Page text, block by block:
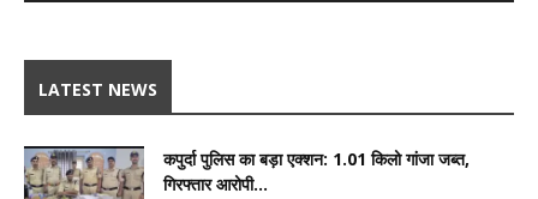
LATEST NEWS
कपुर्दा पुलिस का बड़ा एक्शन: 1.01 किलो गांजा जब्त,
गिरफ्तार आरोपी...